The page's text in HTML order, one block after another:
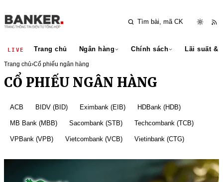
LIVE Trang chủ Ngân hàng Chính sách Lãi suất &
Trang chủ›Cổ phiếu ngân hàng
CỔ PHIẾU NGÂN HÀNG
ACB BIDV (BID) Eximbank (EIB) HDBank (HDB)
MB Bank (MBB) Sacombank (STB) Techcombank (TCB)
VPBank (VPB) Vietcombank (VCB) Vietinbank (CTG)